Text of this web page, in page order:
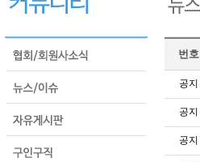
번호
공지
공지
공지